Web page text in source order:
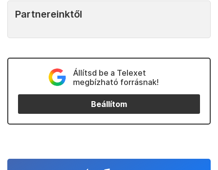
Partnereinktől
Állítsd be a Telexet
megbízható forrásnak!
Beállítom